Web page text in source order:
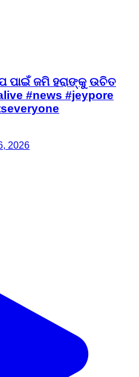
ପାଇଁ ଜମି ହରାଙ୍କୁ ଉଚିତ
#news #jeypore
2026